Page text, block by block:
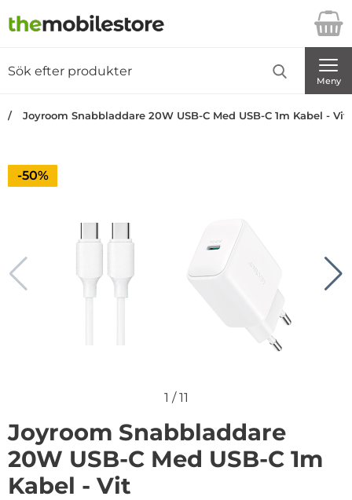
Startsidan för Danira Telecom AB
Meny
Joyroom Snabbladdare 20W USB-C Med USB-C 1m Kabel - Vit
Priset är nedsatt med
-50%
1 /11
Joyroom Snabbladdare
20W USB-C Med USB-C 1m
Kabel - Vit